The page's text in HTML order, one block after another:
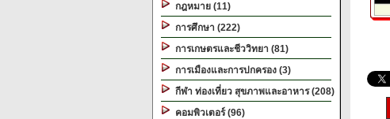
กฎหมาย (11)
การศึกษา (222)
การเกษตรและชีววิทยา (81)
การเมืองและการปกครอง (3)
กีฬา ท่องเที่ยว สุขภาพและอาหาร (208)
คอมพิวเตอร์ (96)